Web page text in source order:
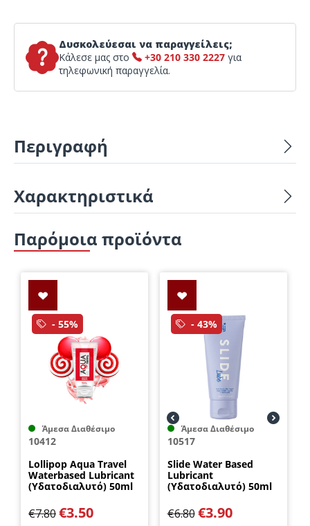
Δυσκολεύεσαι να παραγγείλεις;
Κάλεσε μας στο
+30 210 330 2227 για
τηλεφωνική παραγγελία.
Περιγραφή
Χαρακτηριστικά
Παρόμοια προϊόντα
- 55%
Άμεσα Διαθέσιμο
10412
Lollipop Aqua Travel
Waterbased Lubricant
(Υδατοδιαλυτό) 50ml
€7.80€3.50
- 43%
Άμεσα Διαθέσιμο
10517
Slide Water Based
Lubricant
(Υδατοδιαλυτό) 50ml
€6.80 €3.90